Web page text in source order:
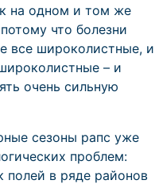
на одном и том же
что болезни
все широколистные, и
– и
очень сильную
сезоны рапс уже
проблем:
полей в ряде районов